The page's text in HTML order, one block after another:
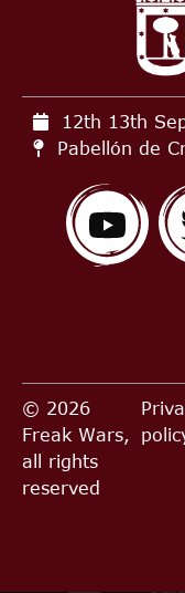
12th 13th
Pabellón de
© 2026
Freak Wars,
all rights
reserved